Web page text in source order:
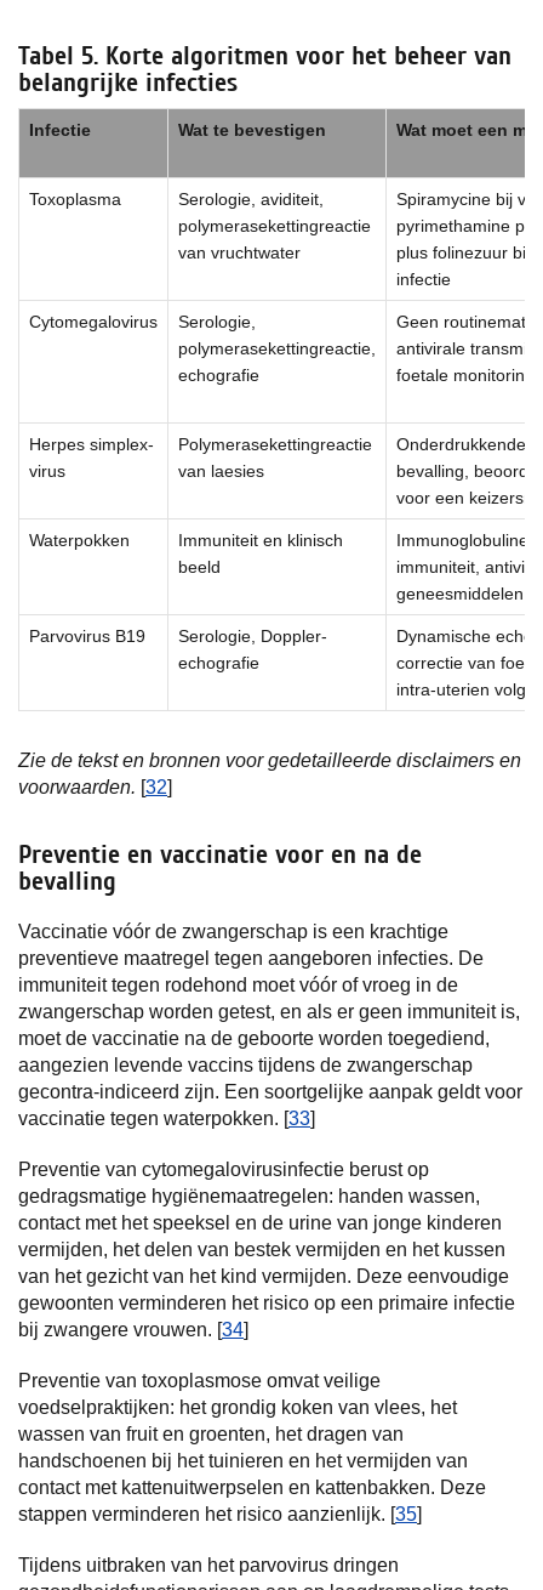
Tabel 5. Korte algoritmen voor het beheer van
belangrijke infecties
Infectie Wat te bevestigen Wat moet een
Toxoplasma
Serologie, aviditeit,
polymerasekettingreactie
van vruchtwater
Spiramycine bij
pyrimethamine
plus folinezuur bij
infectie
Cytomegalovirus
Serologie,
polymerasekettingreactie,
echografie
Geen
antivirale
foetale monitoring
Herpes simplex-
virus
Polymerasekettingreactie
van laesies
Onderdrukkende
bevalling,
voor een
Waterpokken
Immuniteit en klinisch
beeld
Immunoglobuline
immuniteit,
geneesmiddelen
Parvovirus B19
Serologie, Doppler-
echografie
Dynamische
correctie van
intra-uterien
Zie de tekst en bronnen voor gedetailleerde disclaimers en
voorwaarden. [32]
Preventie en vaccinatie voor en na de
bevalling
Vaccinatie vóór de zwangerschap is een krachtige
preventieve maatregel tegen aangeboren infecties. De
immuniteit tegen rodehond moet vóór of vroeg in de
zwangerschap worden getest, en als er geen immuniteit is,
moet de vaccinatie na de geboorte worden toegediend,
aangezien levende vaccins tijdens de zwangerschap
gecontra-indiceerd zijn. Een soortgelijke aanpak geldt voor
vaccinatie tegen waterpokken. [33]
Preventie van cytomegalovirusinfectie berust op
gedragsmatige hygiënemaatregelen: handen wassen,
contact met het speeksel en de urine van jonge kinderen
vermijden, het delen van bestek vermijden en het kussen
van het gezicht van het kind vermijden. Deze eenvoudige
gewoonten verminderen het risico op een primaire infectie
bij zwangere vrouwen. [34]
Preventie van toxoplasmose omvat veilige
voedselpraktijken: het grondig koken van vlees, het
wassen van fruit en groenten, het dragen van
handschoenen bij het tuinieren en het vermijden van
contact met kattenuitwerpselen en kattenbakken. Deze
stappen verminderen het risico aanzienlijk. [35]
Tijdens uitbraken van het parvovirus dringen